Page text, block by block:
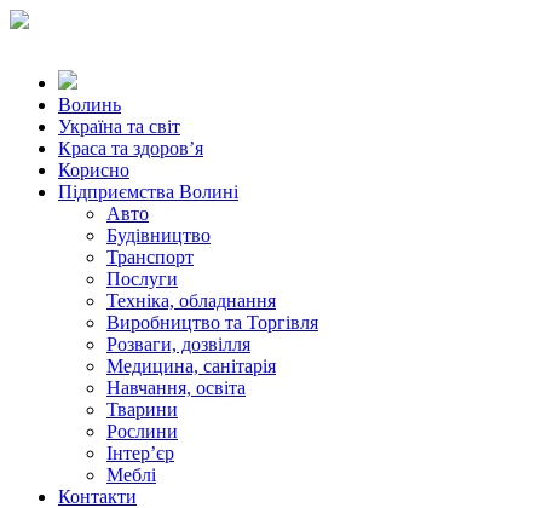
Волинь
Україна та світ
Краса та здоров’я
Корисно
Підприємства Волині
Авто
Будівництво
Транспорт
Послуги
Техніка, обладнання
Виробництво та Торгівля
Розваги, дозвілля
Медицина, санітарія
Навчання, освіта
Тварини
Рослини
Інтер’єр
Меблі
Контакти